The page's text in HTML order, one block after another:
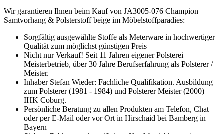
Wir garantieren Ihnen beim Kauf von JA3005-076 Champion
Samtvorhang & Polsterstoff beige im Möbelstoffparadies:
Sorgfältig ausgewählte Stoffe als Meterware in hochwertiger
Qualität zum möglichst günstigen Preis
Nicht nur Verkauf! Seit 11 Jahren eigener Polsterei
Meisterbetrieb, über 30 Jahre Berufserfahrung als Polsterer /
Meister.
Inhaber Stefan Wieder: Fachliche Qualifikation. Ausbildung
zum Polsterer (1981 - 1984) und Polsterer Meister (2000)
IHK Coburg.
Persönliche Beratung zu allen Produkten am Telefon, Chat
oder per E-Mail oder vor Ort in Hirschaid bei Bamberg in
Bayern